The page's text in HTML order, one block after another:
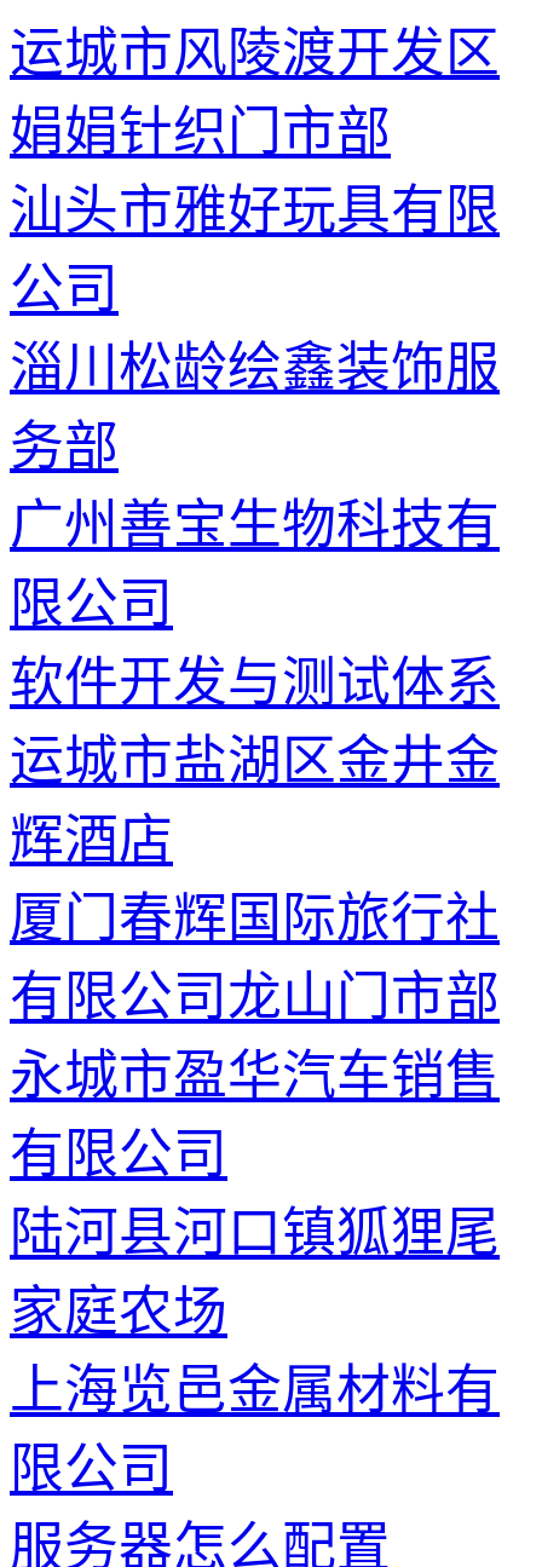
运城市风陵渡开发区
娟娟针织门市部
汕头市雅好玩具有限
公司
淄川松龄绘鑫装饰服
务部
广州善宝生物科技有
限公司
软件开发与测试体系
运城市盐湖区金井金
辉酒店
厦门春辉国际旅行社
有限公司龙山门市部
永城市盈华汽车销售
有限公司
陆河县河口镇狐狸尾
家庭农场
上海览邑金属材料有
限公司
服务器怎么配置